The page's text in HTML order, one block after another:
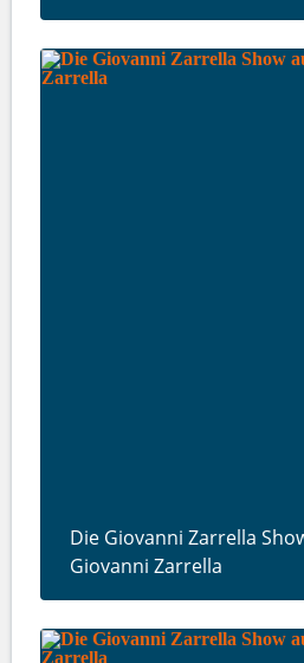
Die Giovanni Zarrella
Giovanni Zarrella